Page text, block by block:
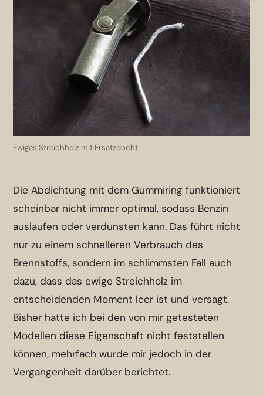
Ewiges Streichholz mit Ersatzdocht.
Die Abdichtung mit dem Gummiring funktioniert
scheinbar nicht immer optimal, sodass Benzin
auslaufen oder verdunsten kann. Das führt nicht
nur zu einem schnelleren Verbrauch des
Brennstoffs, sondern im schlimmsten Fall auch
dazu, dass das ewige Streichholz im
entscheidenden Moment leer ist und versagt.
Bisher hatte ich bei den von mir getesteten
Modellen diese Eigenschaft nicht feststellen
können, mehrfach wurde mir jedoch in der
Vergangenheit darüber berichtet.